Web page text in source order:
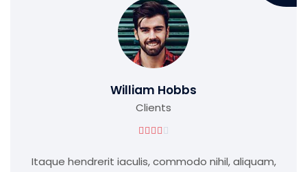
William Hobbs
Clients
    
Itaque hendrerit iaculis, commodo nihil, aliquam,